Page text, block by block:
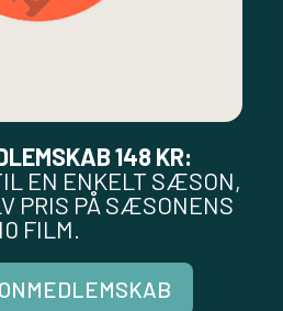
148 KR:
EN ENKELT SÆSON,
PRIS PÅ SÆSONENS
FILM.